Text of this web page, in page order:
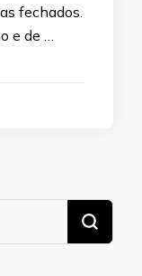
fechados.
e de …